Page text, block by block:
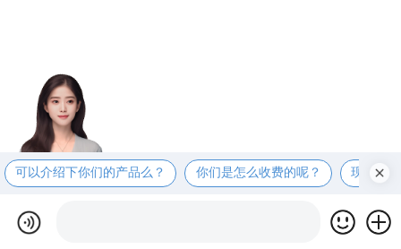
可以介绍下你们的产品么？ 你们是怎么收费的呢？ 现在有